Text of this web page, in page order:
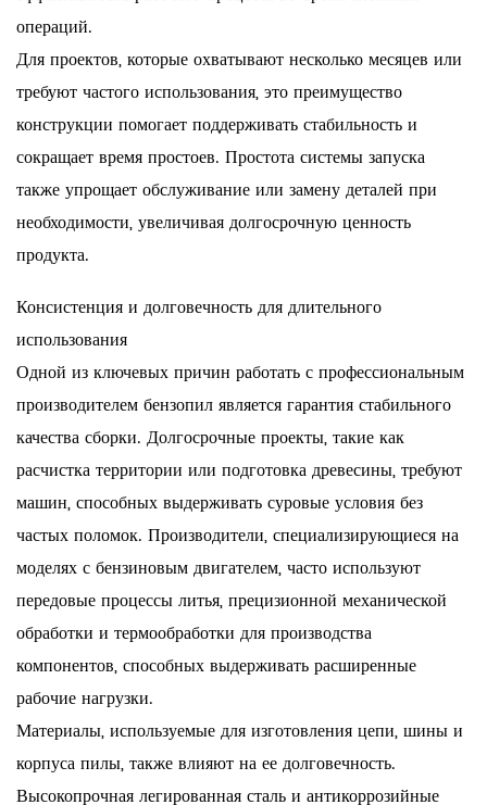
операций.
Для проектов, которые охватывают несколько месяцев или
требуют частого использования, это преимущество
конструкции помогает поддерживать стабильность и
сокращает время простоев. Простота системы запуска
также упрощает обслуживание или замену деталей при
необходимости, увеличивая долгосрочную ценность
продукта.
Консистенция и долговечность для длительного
использования
Одной из ключевых причин работать с профессиональным
производителем бензопил является гарантия стабильного
качества сборки. Долгосрочные проекты, такие как
расчистка территории или подготовка древесины, требуют
машин, способных выдерживать суровые условия без
частых поломок. Производители, специализирующиеся на
моделях с бензиновым двигателем, часто используют
передовые процессы литья, прецизионной механической
обработки и термообработки для производства
компонентов, способных выдерживать расширенные
рабочие нагрузки.
Материалы, используемые для изготовления цепи, шины и
корпуса пилы, также влияют на ее долговечность.
Высокопрочная легированная сталь и антикоррозийные